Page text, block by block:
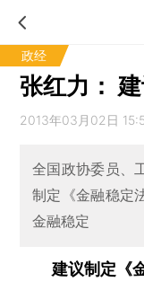
政经
张红力：
2013年03月02日
全国政协委员、
制定《金融稳定
金融稳定
建议制定《